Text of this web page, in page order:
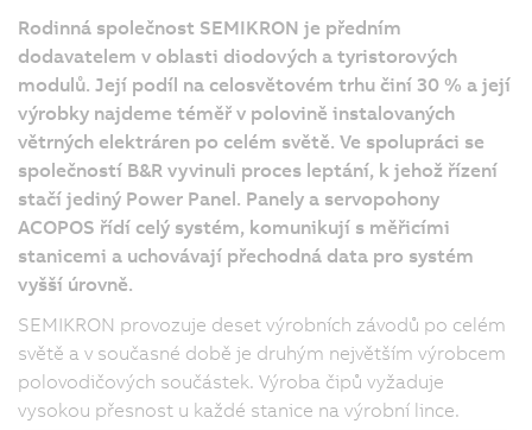
Rodinná společnost SEMIKRON je předním
dodavatelem v oblasti diodových a tyristorových
modulů. Její podíl na celosvětovém trhu činí 30 % a její
výrobky najdeme téměř v polovině instalovaných
větrných elektráren po celém světě. Ve spolupráci se
společností B&R vyvinuli proces leptání, k jehož řízení
stačí jediný Power Panel. Panely a servopohony
ACOPOS řídí celý systém, komunikují s měřicími
stanicemi a uchovávají přechodná data pro systém
vyšší úrovně.
SEMIKRON provozuje deset výrobních závodů po celém
světě a v současné době je druhým největším výrobcem
polovodičových součástek. Výroba čipů vyžaduje
vysokou přesnost u každé stanice na výrobní lince.